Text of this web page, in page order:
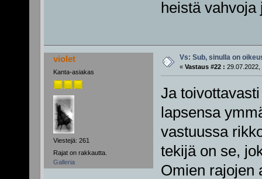
heistä
violet
Kanta-asiakas
Viestejä: 261
Rajat on rakkautta.
Galleria
Vs: Sub, sinulla on
« Vastaus #22 : 29.07.2022,
Ja
lapsensa
vastuussa
tekijä on se,
Omien rajojen